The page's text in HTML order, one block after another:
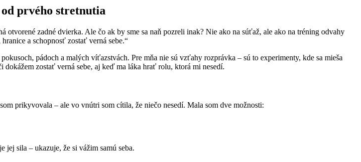
prvého stretnutia
otvorené zadné dvierka. Ale čo ak by sme sa naň pozreli inak? Nie ako na súťaž, ale ako na tréning odvahy
a schopnosť zostať verná sebe.“
pádoch a malých víťazstvách. Pre mňa nie sú vzťahy rozprávka – sú to experimenty, kde sa mieša
zostať verná sebe, aj keď ma láka hrať rolu, ktorá mi nesedí.
prikyvovala – ale vo vnútri som cítila, že niečo nesedí. Mala som dve možnosti:
jej sila – ukazuje, že si vážim samú seba.